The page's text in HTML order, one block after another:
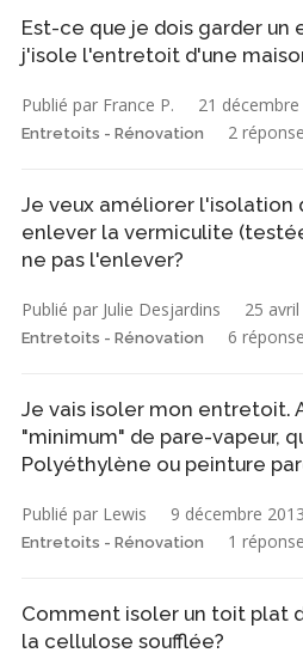
Est-ce que je dois garder un
j'isole l'entretoit d'une
Publié par France P. 21 décembre
Entretoits - Rénovation 2
Je veux améliorer l'isolation
enlever la vermiculite
ne pas l'enlever?
Publié par Julie Desjardins 25
Entretoits - Rénovation 6
Je vais isoler mon entretoit.
"minimum" de pare-vapeur,
Polyéthylène ou peinture
Publié par Lewis 9 décembre 2013
Entretoits - Rénovation 1 réponse
Comment isoler un toit plat
la cellulose soufflée?